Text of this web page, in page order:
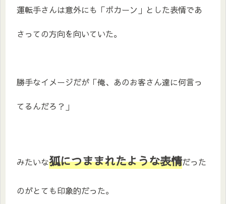
運転手さんは意外にも「ポカーン」とした表情であ
さっての方向を向いていた。
勝手なイメージだが「俺、あのお客さん達に何言っ
てるんだろ？」
みたいな狐につままれたような表情だった
のがとても印象的だった。